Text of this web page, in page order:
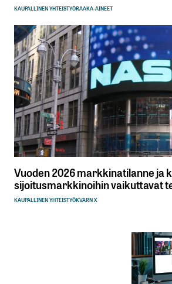
KAUPALLINEN YHTEISTYÖRAAKA-AINEET
Vuoden 2026 markkinatilanne ja
sijoitusmarkkinoihin vaikuttavat
KAUPALLINEN YHTEISTYÖKVARN X